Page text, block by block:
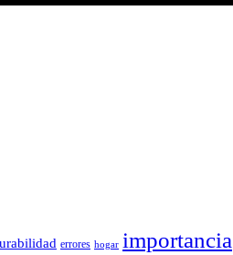
errores hogar importancia